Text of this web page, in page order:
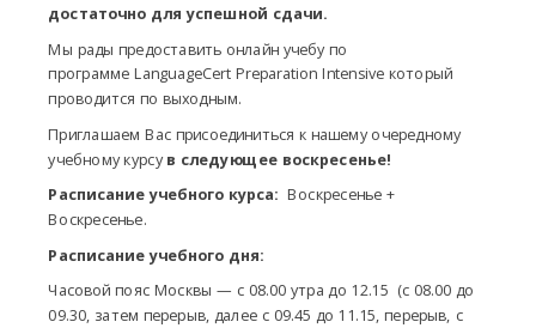
достаточно для успешной сдачи.
Мы рады предоставить онлайн учебу по
программе LanguageCert Preparation Intensive который
проводится по выходным.
Приглашаем Вас присоединиться к нашему очередному
учебному курсув следующее воскресенье!
Расписание учебного курса: Воскресенье +
Воскресенье.
Расписание учебного дня:
Часовой пояс Москвы — с 08.00 утра до 12.15 (с 08.00 до
09.30, затем перерыв, далее с 09.45 до 11.15, перерыв, с